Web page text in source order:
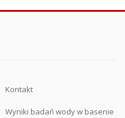
Kontakt
Wyniki badań wody w basenie